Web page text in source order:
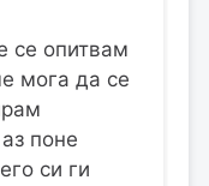
се опитвам
мога да се
поне
си ги